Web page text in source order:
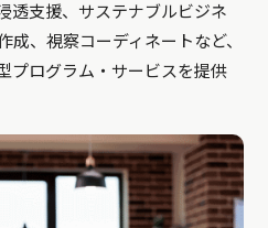
透支援、サステナブルビジネ
成、視察コーディネートなど、
プログラム・サービスを提供